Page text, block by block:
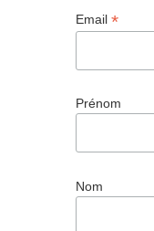
Email *
Prénom
Nom